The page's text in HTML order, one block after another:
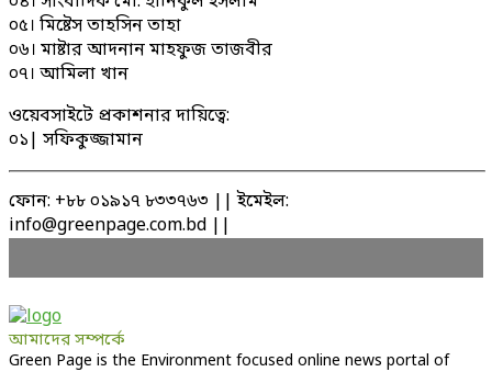
০৫। মিষ্টেস তাহসিন তাহা
০৬। মাষ্টার আদনান মাহফুজ তাজবীর
০৭। আমিলা খান
ওয়েবসাইটে প্রকাশনার দায়িত্বে:
০১| সফিকুজ্জামান
ফোন: +৮৮ ০১৯১৭ ৮৩৩৭৬৩ || ইমেইল:
info@greenpage.com.bd ||
আমাদের সম্পর্কে
Green Page is the Environment focused online news portal of